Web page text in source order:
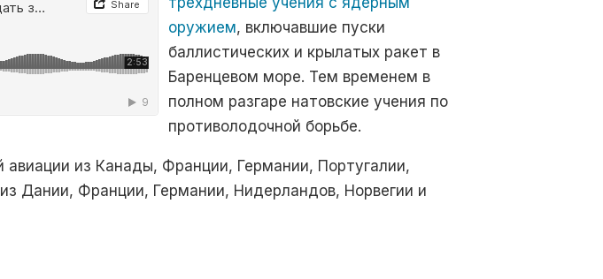
оружием, включавшие пуски
баллистических и крылатых ракет в
Баренцевом море. Тем временем в
полном разгаре натовские учения по
противолодочной борьбе.
из Канады, Франции, Германии, Португалии,
Дании, Франции, Германии, Нидерландов, Норвегии и